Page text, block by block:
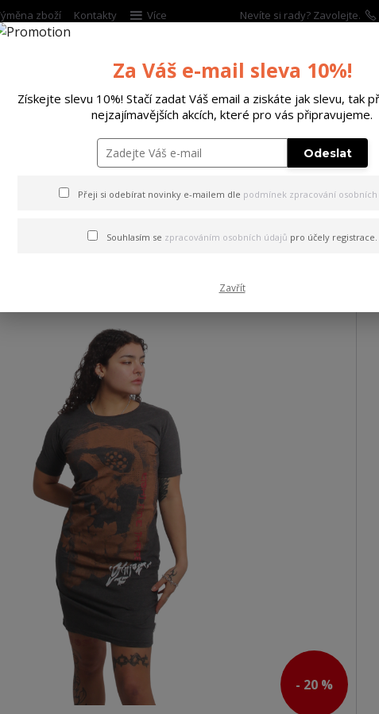
zboží Kontakty Více Nevíte si rady? Zavolejte.
DĚTSKÉ DOPLŇKY DÁRKOVÉ
šaty Screaming Skull Casual T-Shirt Dress mottled/black 2XL
Screaming Skull Casual
- 20 %
Za Váš e-mail sleva 10%!
Získejte slevu 10%! Stačí zadat Váš email a ziskáte jak slevu, tak
nejzajímavějších akcích, které pro vás připravujeme.
Odeslat
Přeji si odebírat novinky e-mailem dle podmínek zpracování osobních
Souhlasím se zpracováním osobních údajů pro účely registrace.
Zavřít